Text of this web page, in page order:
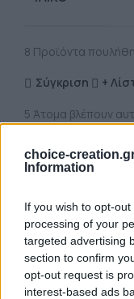
choice-
Information
If you wish to opt-
processing of your
targeted advertising
section to confirm
opt-out request is
interest-based ads
8 Προϊόντα
Σύγκριση +
5 Άτομα βλέπουν
Κωδικός προϊόντος:
Χριστουγεννιάτικα
Share:
Περιγραφή
Χειροποίητο
και δεν σπάει με